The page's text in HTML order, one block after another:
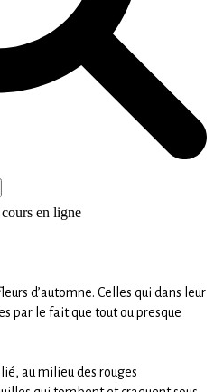
d’automne. Celles qui dans leur
par le fait que tout ou presque
au milieu des rouges